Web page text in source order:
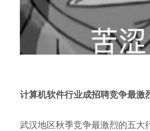
计算机软件行业成招聘竞争最激
武汉地区秋季竞争最激烈的五大